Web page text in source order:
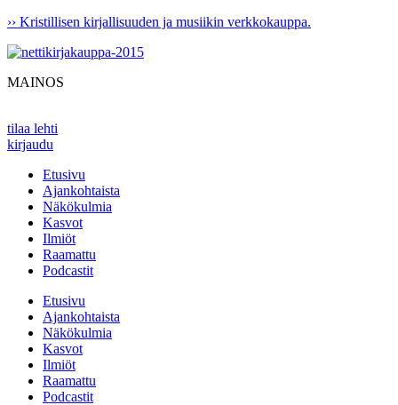
Mene
›› Kristillisen kirjallisuuden ja musiikin verkkokauppa.
MAINOS
tilaa lehti
kirjaudu
Etusivu
Ajankohtaista
Näkökulmia
Kasvot
Ilmiöt
Raamattu
Podcastit
Etusivu
Ajankohtaista
Näkökulmia
Kasvot
Ilmiöt
Raamattu
Podcastit